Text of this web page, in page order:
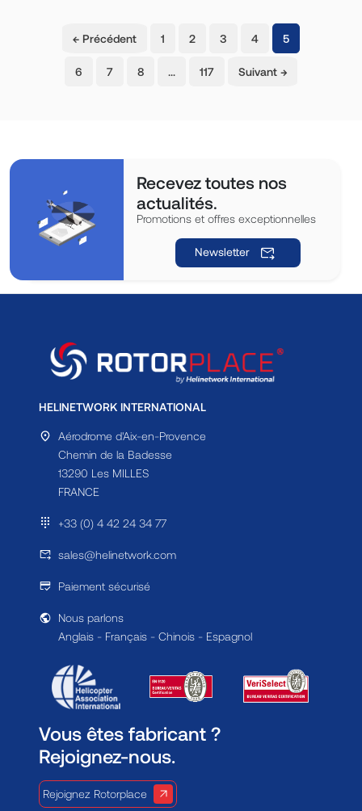
← Précédent 1 2 3 4 5(current)
6 7 8 … 117 Suivant →
Recevez toutes nos
actualités.
Promotions et offres exceptionnelles
Newsletter
HELINETWORK INTERNATIONAL
Aérodrome d'Aix-en-Provence
Chemin de la Badesse
13290 Les MILLES
FRANCE
+33 (0) 4 42 24 34 77
sales@helinetwork.com
Paiement sécurisé
Nous parlons
Anglais - Français - Chinois - Espagnol
Vous êtes fabricant ?
Rejoignez-nous.
Rejoignez Rotorplace